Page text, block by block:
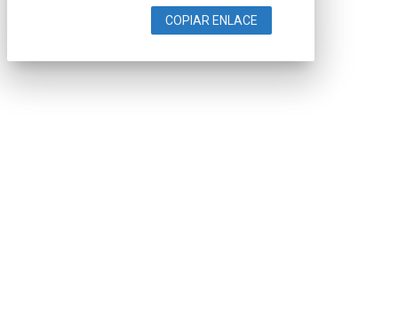
COPIAR ENLACE